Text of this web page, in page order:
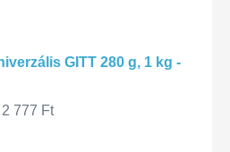
GITT 280 g, 1 kg -
2 777 Ft